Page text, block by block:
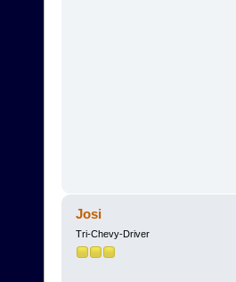
Josi
Tri-Chevy-Driver